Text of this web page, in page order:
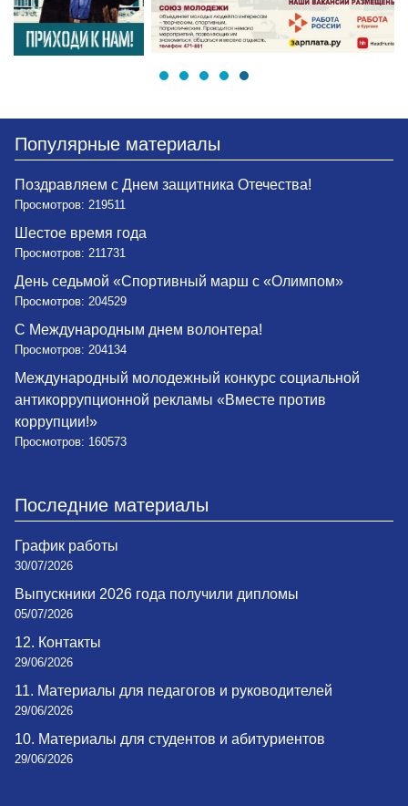
Популярные материалы
Поздравляем с Днем защитника Отечества!
Просмотров: 219511
Шестое время года
Просмотров: 211731
День седьмой «Спортивный марш с «Олимпом»
Просмотров: 204529
С Международным днем волонтера!
Просмотров: 204134
Международный молодежный конкурс социальной
антикоррупционной рекламы «Вместе против
коррупции!»
Просмотров: 160573
Последние материалы
График работы
30/07/2026
Выпускники 2026 года получили дипломы
05/07/2026
12. Контакты
29/06/2026
11. Материалы для педагогов и руководителей
29/06/2026
10. Материалы для студентов и абитуриентов
29/06/2026